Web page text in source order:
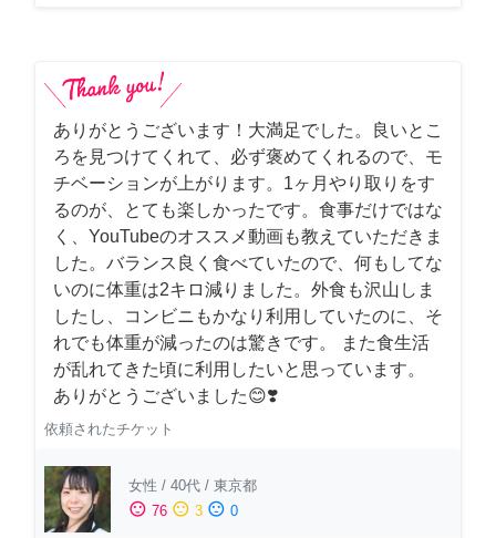
ありがとうございます！大満足でした。良いとこ
ろを見つけてくれて、必ず褒めてくれるので、モ
チベーションが上がります。1ヶ月やり取りをす
るのが、とても楽しかったです。食事だけではな
く、YouTubeのオススメ動画も教えていただきま
した。バランス良く食べていたので、何もしてな
いのに体重は2キロ減りました。外食も沢山しま
したし、コンビニもかなり利用していたのに、そ
れでも体重が減ったのは驚きです。 また食生活
が乱れてきた頃に利用したいと思っています。
ありがとうございました😊❣️
依頼されたチケット
女性 / 40代 / 東京都
sentiment_satisfied 76 sentiment_neutral 3 sentiment_dissatisfied 0